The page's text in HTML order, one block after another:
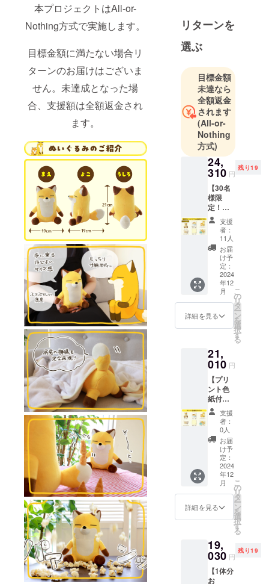
本プロジェクトはAll-or-
Nothing方式で実施します。
目標金額に満たない場合リ
ターンのお届けはございま
せん。未達成となった場
合、支援額は全額返金され
ます。
ングでの商
目指して、
ターとのコ
ラボ企画や
自社オリジ
ナルのアイ
テム企画を
行ってま
す。
◾️営業日のご
営業時間：
平日 10:00〜
18:00 (土日
祝、年末年
※お問い合わ
せから3営業
日以内にご
返信させて
いただきま
※ ご質問に
よってはお
応えできか
ねる場合も
ございま
す。
◾️ プライバ
シー
お問い合わ
しては、プ
ポリシーに
準じて管理
させていた
だきます。
リターンを
選ぶ
目標金額
未達なら
全額返金
されます
(All-or-
Nothing
方式)
24,
310 円
残り19
【30名
様限
定！】
直筆サ
イン入
りプリ
ント色
紙付き
プラン
・ぬい
ぐる
み 1点
・直筆
サイン
入りプ
点 ・ア
クリル
スタン
ド 1点
・キャ
ンバス
ポー
チ 1点
・刺繍
ハンカ
チ 1点
・サン
キュー
ター 1
点 ●色
紙イラ
りま
す。 ●
考欄
支援
者：
11人
お届
け予
定：
2024
年12
月
詳細を見る
こ
の
リ
タ
ー
ン
を
選
択
す
る
21,
010 円
【プリ
ント色
紙付き
プラ
ン】 ・
ぬいぐ
るみ 1
点 ・プ
リント
色紙 1
点 ・ア
クリル
スタン
ド 1点
・キャ
チ 1点
・刺繍
ハンカ
チ 1点
・サン
支援
者：
0人
お届
け予
定：
2024
年12
月
詳細を見る
こ
の
リ
タ
ー
ン
を
選
択
す
る
19,
030 円
残り19
【1体分
お